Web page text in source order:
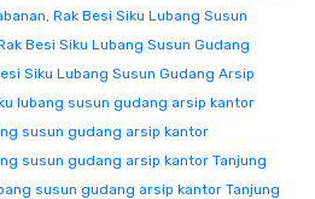
, Rak Besi Siku Lubang Susun
Besi Siku Lubang Susun Gudang
Siku Lubang Susun Gudang Arsip
lubang susun gudang arsip kantor
susun gudang arsip kantor
susun gudang arsip kantor Tanjung
susun gudang arsip kantor Tanjung